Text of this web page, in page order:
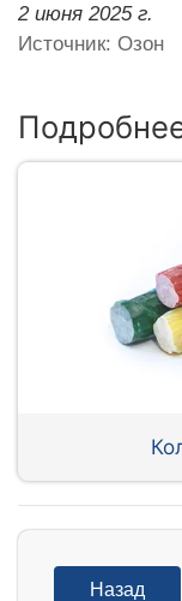
2 июня 2025 г.
Источник: Озон
Назад